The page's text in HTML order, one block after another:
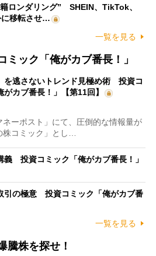
ロンダリング” SHEIN、TikTok、
移転させ…
一覧を見る
ミック「俺がカブ番長！」
を逃さないトレンド見極め術 投資コ
がカブ番長！」【第11回】
ーポスト」にて、圧倒的な情報量が
コミック」とし…
義 投資コミック「俺がカブ番長！」
引の極意 投資コミック「俺がカブ番
一覧を見る
騰株を探せ！